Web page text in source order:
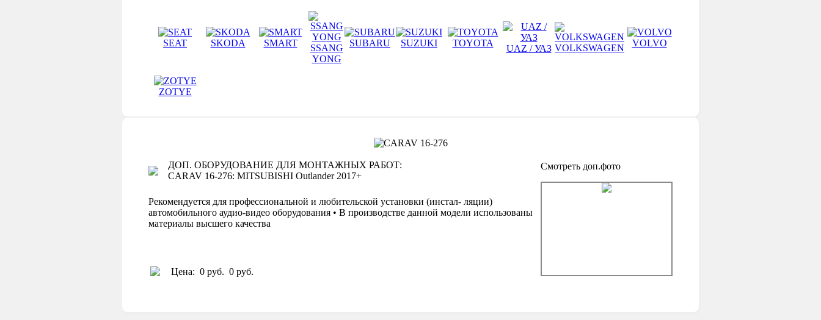
SEAT SKODA SMART
SSANG
YONG
SUBARU SUZUKI TOYOTA
UAZ / УАЗ VOLKSWAGEN VOLVO
ZOTYE
ДОП. ОБОРУДОВАНИЕ ДЛЯ МОНТАЖНЫХ РАБОТ:
CARAV 16-276: MITSUBISHI Outlander 2017+
Смотреть доп.фото
Рекомендуется для профессиональной и любительской установки (инстал- ляции)
автомобильного аудио-видео оборудования • В производстве данной модели использованы
материалы высшего качества
Цена: 0 руб. 0 руб.